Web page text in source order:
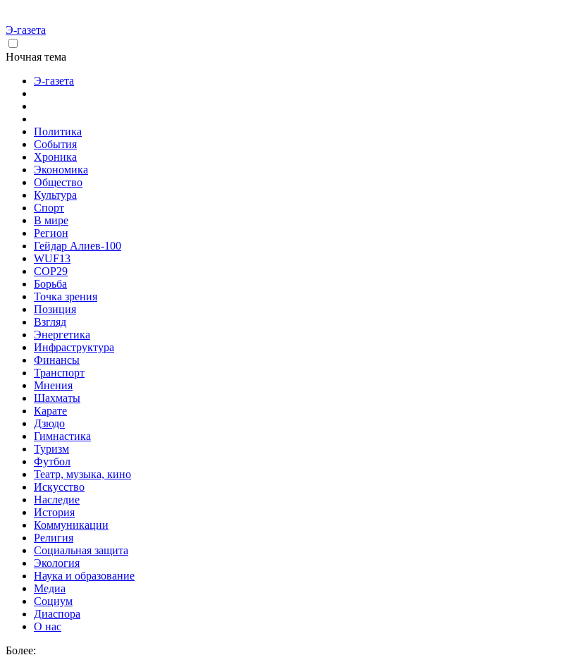
Э-газета
Ночная тема
Э-газета
Политика
События
Хроника
Экономика
Общество
Культура
Спорт
В мире
Регион
Гейдар Алиев-100
WUF13
COP29
Борьба
Точка зрения
Позиция
Взгляд
Энергетика
Инфраструктура
Финансы
Транспорт
Мнения
Шахматы
Карате
Дзюдо
Гимнастика
Туризм
Футбол
Театр, музыка, кино
Искусство
Наследие
История
Коммуникации
Религия
Социальная защита
Экология
Наука и образование
Медиа
Социум
Диаспора
О нас
Более: